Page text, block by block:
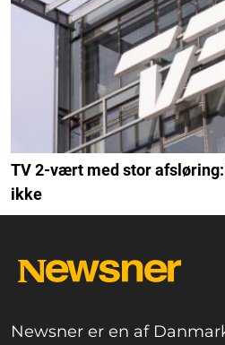
TV 2-vært med stor
ikke
Newsner er en af